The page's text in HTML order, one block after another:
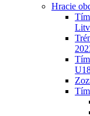
Hracie